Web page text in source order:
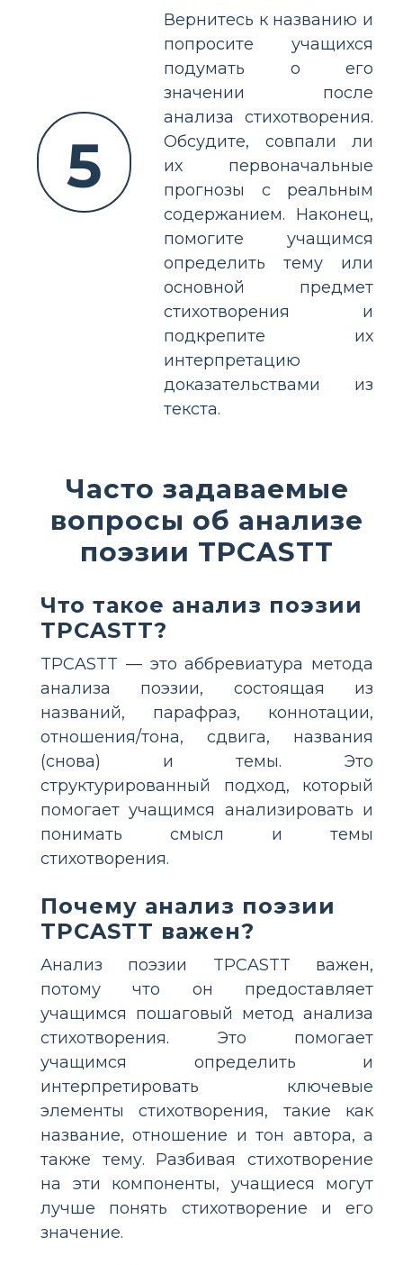
5
Вернитесь к названию и
попросите учащихся
подумать о его
значении после
анализа стихотворения.
Обсудите, совпали ли
их первоначальные
прогнозы с реальным
содержанием. Наконец,
помогите учащимся
определить тему или
основной предмет
стихотворения и
подкрепите их
интерпретацию
доказательствами из
текста.
Часто задаваемые
вопросы об анализе
поэзии TPCASTT
Что такое анализ поэзии
TPCASTT?
TPCASTT — это аббревиатура метода
анализа поэзии, состоящая из
названий, парафраз, коннотации,
отношения/тона, сдвига, названия
(снова) и темы. Это
структурированный подход, который
помогает учащимся анализировать и
понимать смысл и темы
стихотворения.
Почему анализ поэзии
TPCASTT важен?
Анализ поэзии TPCASTT важен,
потому что он предоставляет
учащимся пошаговый метод анализа
стихотворения. Это помогает
учащимся определить и
интерпретировать ключевые
элементы стихотворения, такие как
название, отношение и тон автора, а
также тему. Разбивая стихотворение
на эти компоненты, учащиеся могут
лучше понять стихотворение и его
значение.